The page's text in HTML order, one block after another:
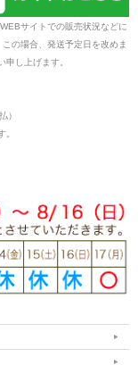
サイトでの販売状況などに
の場合、発送予定日を改めま
申し上げます。
）
。